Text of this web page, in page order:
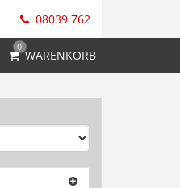
08039 762
0
WARENKORB